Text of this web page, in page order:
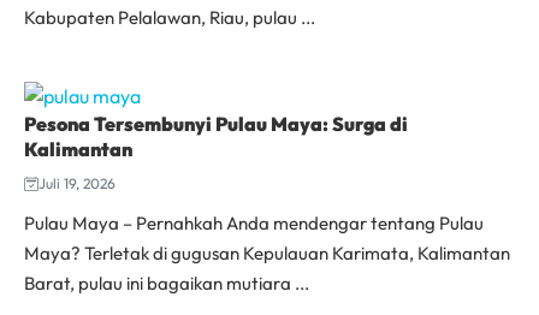
Kabupaten Pelalawan, Riau, pulau ...
Pesona Tersembunyi Pulau Maya: Surga di
Kalimantan
Juli 19, 2026
Pulau Maya – Pernahkah Anda mendengar tentang Pulau
Maya? Terletak di gugusan Kepulauan Karimata, Kalimantan
Barat, pulau ini bagaikan mutiara ...